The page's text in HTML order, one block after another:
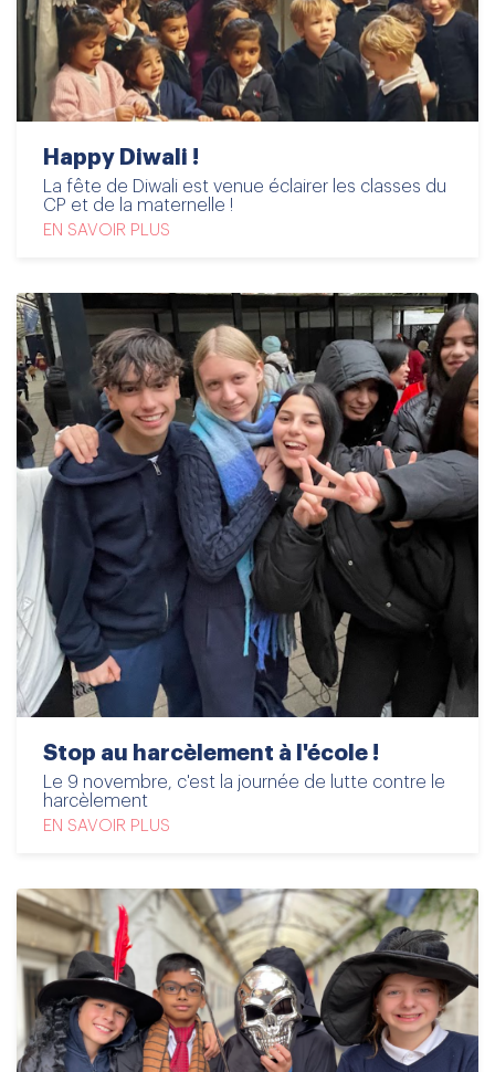
Happy Diwali !
La fête de Diwali est venue éclairer les classes du
CP et de la maternelle !
EN SAVOIR PLUS
Stop au harcèlement à l'école !
Le 9 novembre, c'est la journée de lutte contre le
harcèlement
EN SAVOIR PLUS